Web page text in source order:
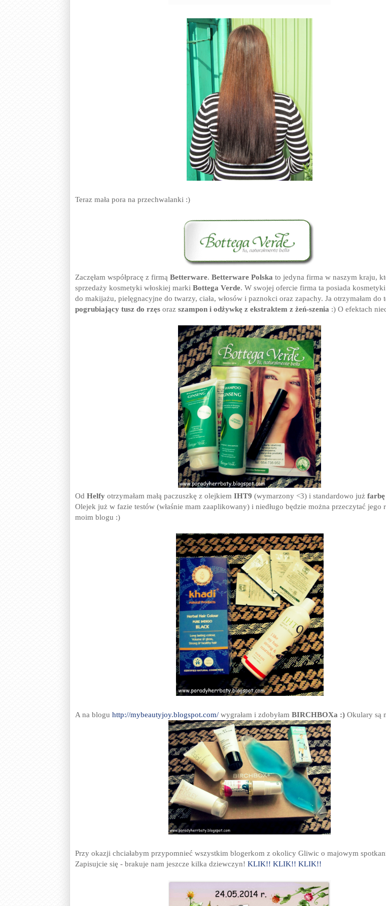
Teraz mała pora na przechwalanki :)
Zaczęłam współpracę z firmą Betterware. Betterware Polska to jedyna firma w naszym kraju,
sprzedaży kosmetyki włoskiej marki Bottega Verde. W swojej ofercie firma ta posiada
do makijażu, pielęgnacyjne do twarzy, ciała, włosów i paznokci oraz zapachy. Ja otrzymałam do
pogrubiający tusz do rzęs oraz szampon i odżywkę z ekstraktem z żeń-szenia :) O efektach
Od Helfy otrzymałam małą paczuszkę z olejkiem IHT9 (wymarzony <3) i standardowo już
Olejek już w fazie testów (właśnie mam zaaplikowany) i niedługo będzie można przeczytać jego
moim blogu :)
A na blogu http://mybeautyjoy.blogspot.com/ wygrałam i zdobyłam BIRCHBOXa :) Okulary są
Przy okazji chciałabym przypomnieć wszystkim blogerkom z okolicy Gliwic o majowym
Zapisujcie się - brakuje nam jeszcze kilka dziewczyn! KLIK!! KLIK!! KLIK!!